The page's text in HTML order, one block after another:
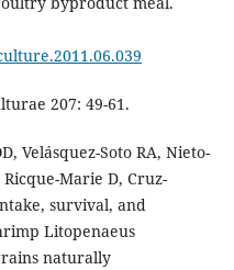
207: 49-61.
Velásquez-Soto RA, Nieto-
Marie D, Cruz-
survival, and
Litopenaeus
naturally